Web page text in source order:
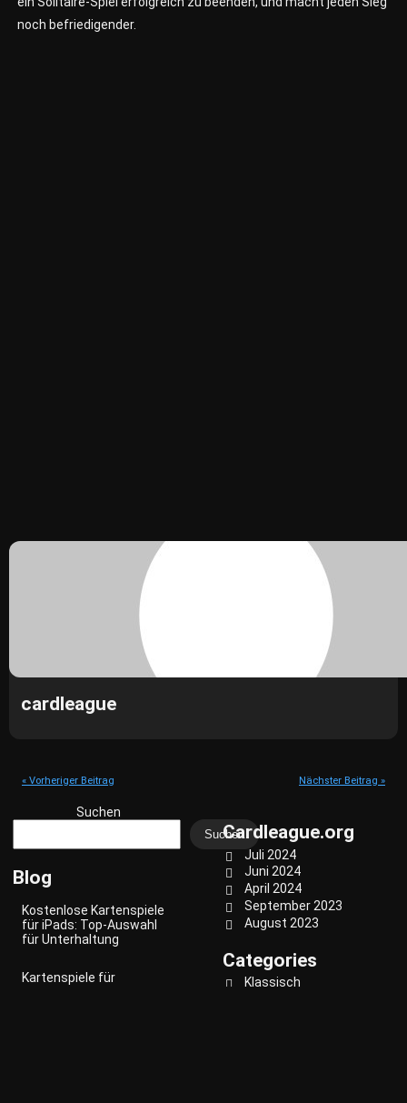
noch befriedigender.
cardleague
« Vorheriger Beitrag Nächster Beitrag »
Suchen
Suchen
Blog
Kostenlose Kartenspiele
für iPads: Top-Auswahl
für Unterhaltung
Kartenspiele für
Cardleague.org
Juli 2024
Juni 2024
April 2024
September 2023
August 2023
Categories
Klassisch